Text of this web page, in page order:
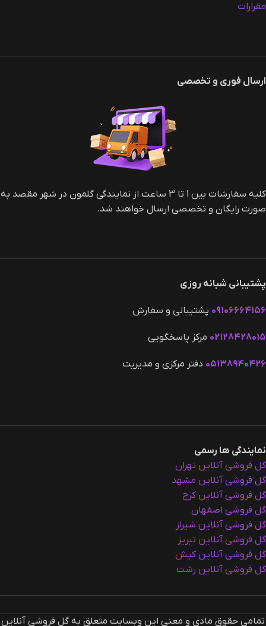
مقرارات
ارسال فوری و تخصصی
کلیه سفارشات بین 1 تا 3 ساعت از نمایندگی گلمون در شهر مقصد به
صورت رایگان و تخصصی ارسال خواهند شد.
پشتیبانی شبانه روزی
۰۹۱۰۶۶۶۴۱۵۶ پشتیبانی و سفارش
۰۲۱۲۸۴۲۸۰۱۵ مرکز پاسخگویی
۰۵۱۳۸۹۴۰۴۲۶ دفتر مرکزی و مدیریت
نمایندگی ها رسمی
گل فروشی آنلاین تهران
گل فروشی آنلاین مشهد
گل فروشی آنلاین کرج
گل فروشی اصفهان
گل فروشی آنلاین شیراز
گل فروشی آنلاین تبریز
گل فروشی آنلاین کیش
گل فروشی آنلاین رشت
تمامی حقوق مادی و معنی این وبسایت متعلق به گل فروشی آنلاین